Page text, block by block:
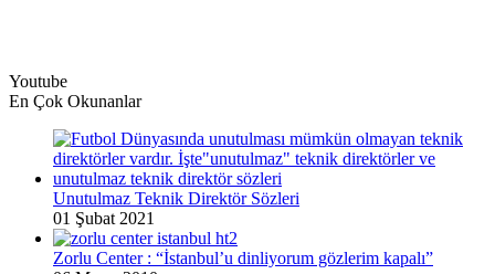
Youtube
En Çok Okunanlar
Unutulmaz Teknik Direktör Sözleri
01 Şubat 2021
Zorlu Center : “İstanbul’u dinliyorum gözlerim kapalı”